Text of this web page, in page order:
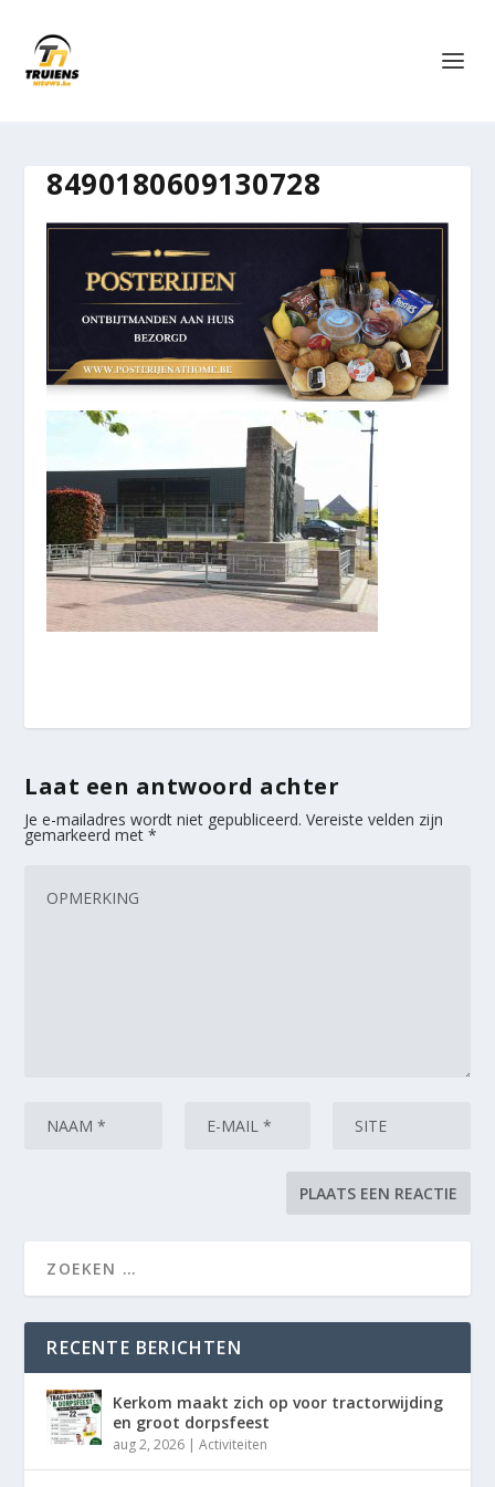
8490180609130728
Laat een antwoord achter
Je e-mailadres wordt niet gepubliceerd. Vereiste velden zijn
gemarkeerd met*
RECENTE BERICHTEN
Kerkom maakt zich op voor tractorwijding
en groot dorpsfeest
aug 2, 2026 |Activiteiten